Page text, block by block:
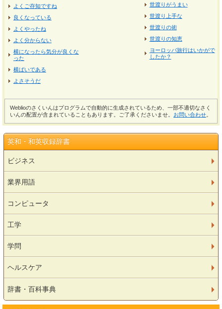
よくご存知ですね
良くなっている
よくやったね
よく分からない
横になったら気分が良くな
った
横ばいである
よさそうだ
世渡りがうまい
世渡り上手な
世渡りの術
世渡りの知恵
ヨーロッパ旅行はいかがで
したか？
Weblioのさくいんはプログラムで自動的に生成されているため、一部不適切なさく
いんの配置が含まれていることもあります。ご了承くださいませ。 お問い合わせ
英和・和英収録辞書
ビジネス
業界用語
コンピュータ
工学
学問
ヘルスケア
辞書・百科事典